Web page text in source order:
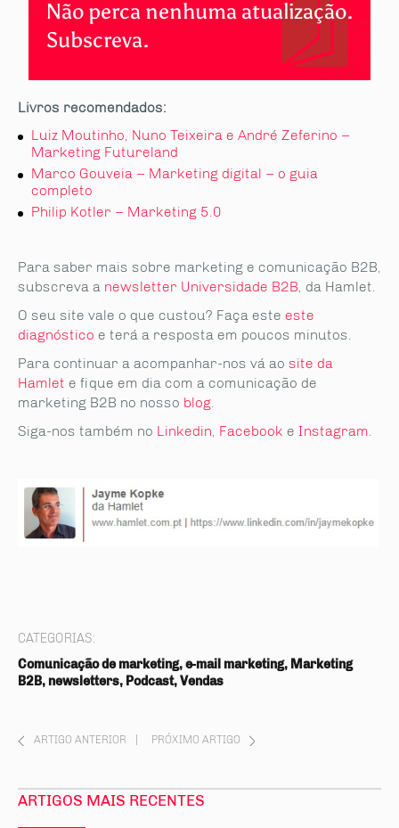
Não perca nenhuma atualização.
Subscreva.
Livros recomendados:
Luiz Moutinho, Nuno Teixeira e André Zeferino –
Marketing Futureland
Marco Gouveia – Marketing digital – o guia
completo
Philip Kotler – Marketing 5.0
Para saber mais sobre marketing e comunicação B2B,
subscreva a newsletter Universidade B2B, da Hamlet.
O seu site vale o que custou? Faça este este
diagnóstico e terá a resposta em poucos minutos.
Para continuar a acompanhar-nos vá ao site da
Hamlet e fique em dia com a comunicação de
marketing B2B no nosso blog.
Siga-nos também no Linkedin, Facebook e Instagram.
CATEGORIAS:
Comunicação de marketing, e-mail marketing, Marketing
B2B, newsletters, Podcast, Vendas
ARTIGO ANTERIOR PRÓXIMO ARTIGO
ARTIGOS MAIS RECENTES